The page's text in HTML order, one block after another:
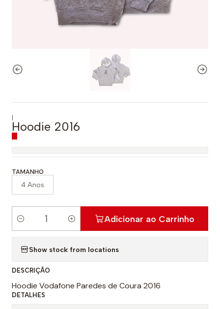
|
Hoodie 2016
TAMANHO
4 Anos
i
Adicionar ao Carrinho
Show stock from locations
DESCRIÇÃO
Hoodie Vodafone Paredes de Coura 2016
DETALHES